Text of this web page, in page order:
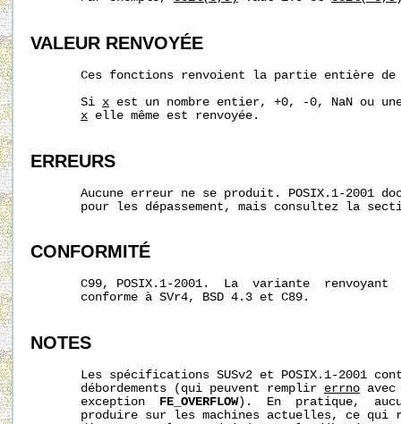
VALEUR RENVOYÉE
Ces fonctions renvoient la partie entière
       Si
x est un nombre entier, +0, -0, NaN ou
x elle même est renvoyée.
ERREURS
Aucune erreur ne se produit. POSIX.1-2001
pour les dépassement, mais consultez la
CONFORMITÉ
C99, POSIX.1-2001.  La  variante
       conforme à SVr4, BSD 4.3 et C89.
NOTES
Les spécifications SUSv2 et POSIX.1-2001
       débordements (qui peuvent remplir
errno
       exception
FE_OVERFLOW).  En  pratique,
produire sur les machines actuelles, ce qui